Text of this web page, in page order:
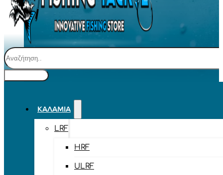
Αναζήτηση
ΚΑΛΆΜΙΑ
LRF
HRF
ULRF